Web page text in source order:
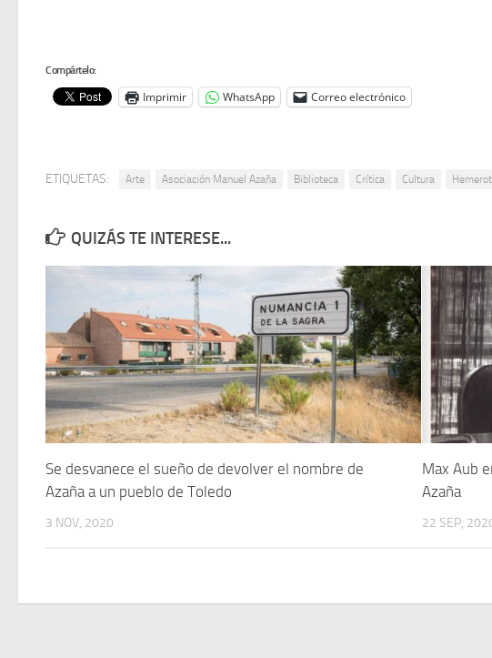
Compártelo:
Imprimir WhatsApp Correo electrónico
ETIQUETAS: Arte Asociación Manuel Azaña Biblioteca Crítica Cultura
QUIZÁS TE INTERESE...
Se desvanece el sueño de devolver el nombre de
Azaña a un pueblo de Toledo
3 NOV, 2020
Max Aub
Azaña
22 SEP,